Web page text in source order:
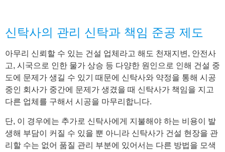
신탁사의 관리 신탁과 책임 준공 제도
아무리 신뢰할 수 있는 건설 업체라고 해도 천재지변, 안전사
고, 시국으로 인한 물가 상승 등 다양한 원인으로 인해 건설 중
도에 문제가 생길 수 있기 때문에 신탁사와 약정을 통해 시공
중인 회사가 중간에 문제가 생겼을 때 신탁사가 책임을 지고
다른 업체를 구해서 시공을 마무리합니다.
단, 이 경우에는 추가로 신탁사에게 지불해야 하는 비용이 발
생해 부담이 커질 수 있을 뿐 아니라 신탁사가 건설 현장을 관
리할 수는 없어 품질 관리 부분에 있어서는 다른 방법을 모색